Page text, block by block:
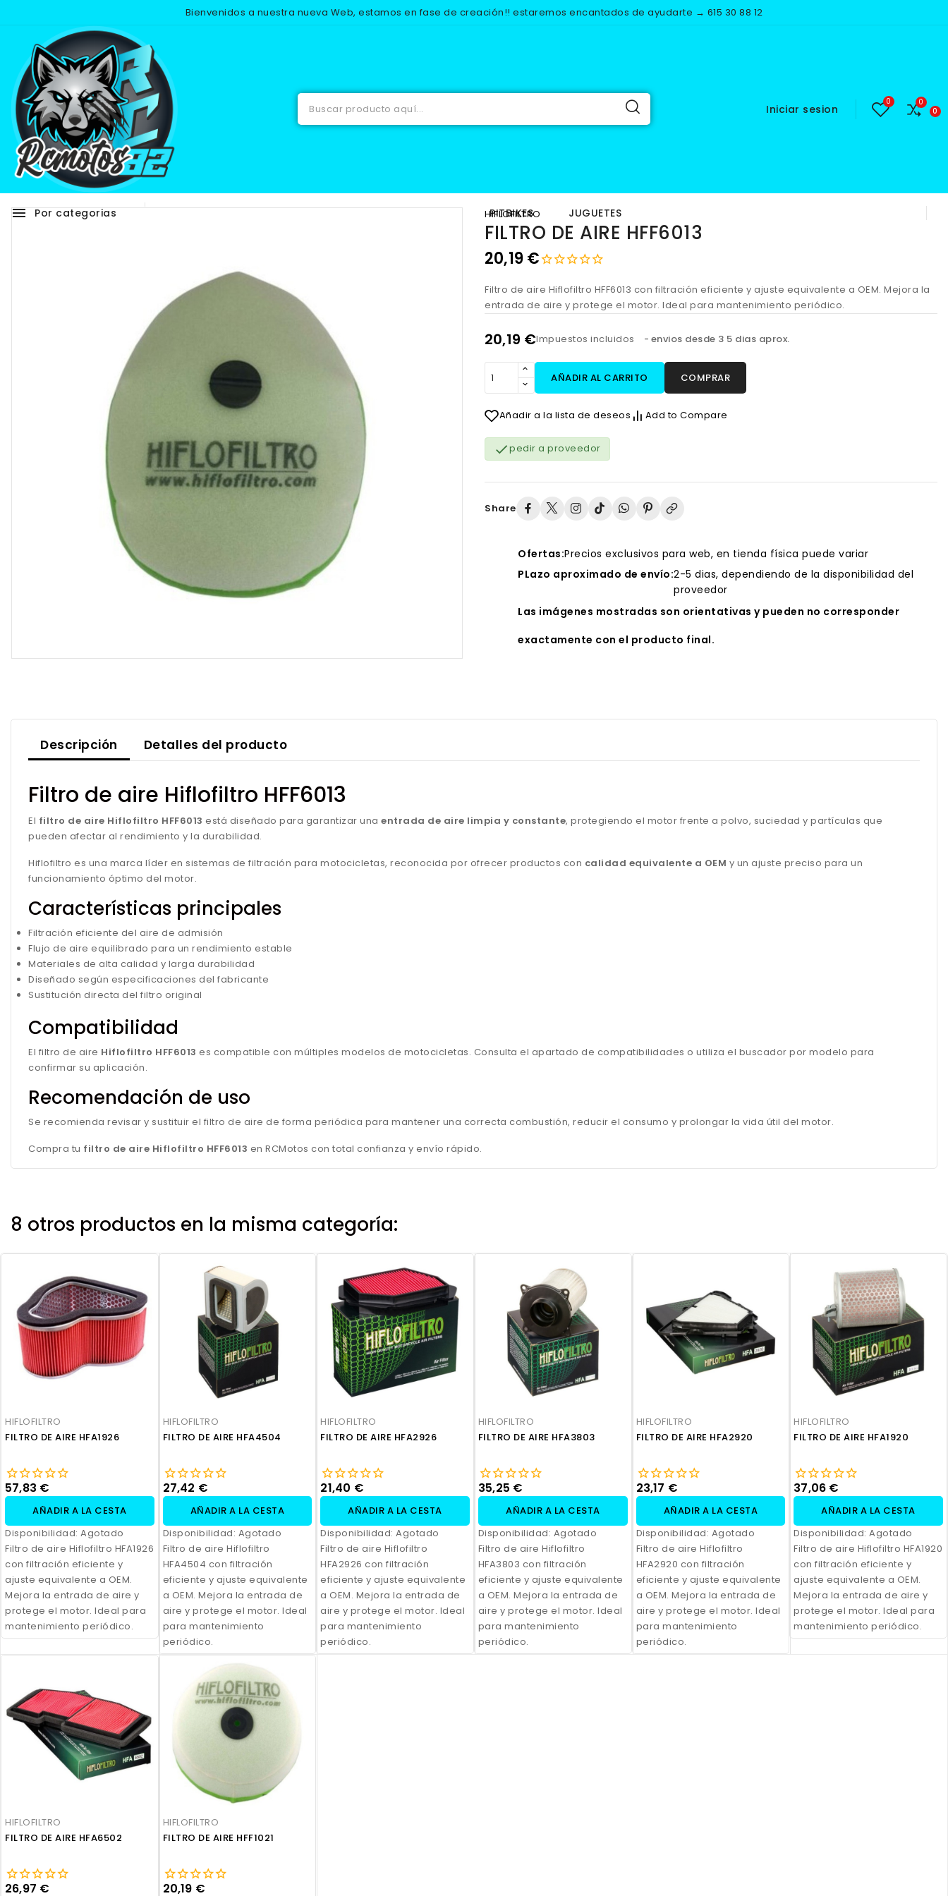
Bienvenidos a nuestra nueva Web, estamos en fase de creación!! estaremos encantados de ayudarte → 615 30 88 12
Iniciar sesion
menu Por categorias Adhesivos RECAMBIOS EQUIPACION PITBIKES JUGUETES
NUEVO HIFLOFILTRO
FILTRO DE AIRE HFF6013
20,19 €
Filtro de aire Hiflofiltro HFF6013 con filtración eficiente y ajuste equivalente a OEM. Mejora la
entrada de aire y protege el motor. Ideal para mantenimiento periódico.
20,19 €Impuestos incluidos envios desde 3 5 dias aprox.
AÑADIR AL CARRITO COMPRAR
Añadir a la lista de deseos Add to Compare
pedir a proveedor
Share
Ofertas:Precios exclusivos para web, en tienda física puede variar
PLazo aproximado de envío:2-5 dias, dependiendo de la disponibilidad del
proveedor
Las imágenes mostradas son orientativas y pueden no corresponder
exactamente con el producto final.
Descripción Detalles del producto
Filtro de aire Hiflofiltro HFF6013
El filtro de aire Hiflofiltro HFF6013 está diseñado para garantizar una entrada de aire limpia y constante, protegiendo el motor frente a polvo, suciedad y partículas que
pueden afectar al rendimiento y la durabilidad.
Hiflofiltro es una marca líder en sistemas de filtración para motocicletas, reconocida por ofrecer productos con calidad equivalente a OEM y un ajuste preciso para un
funcionamiento óptimo del motor.
Características principales
Filtración eficiente del aire de admisión
Flujo de aire equilibrado para un rendimiento estable
Materiales de alta calidad y larga durabilidad
Diseñado según especificaciones del fabricante
Sustitución directa del filtro original
Compatibilidad
El filtro de aire Hiflofiltro HFF6013 es compatible con múltiples modelos de motocicletas. Consulta el apartado de compatibilidades o utiliza el buscador por modelo para
confirmar su aplicación.
Recomendación de uso
Se recomienda revisar y sustituir el filtro de aire de forma periódica para mantener una correcta combustión, reducir el consumo y prolongar la vida útil del motor.
Compra tu filtro de aire Hiflofiltro HFF6013 en RCMotos con total confianza y envío rápido.
8 otros productos en la misma categoría:
HIFLOFILTRO
FILTRO DE AIRE HFA1926
57,83 €
AÑADIR A LA CESTA
Disponibilidad: Agotado
Filtro de aire Hiflofiltro HFA1926
con filtración eficiente y
ajuste equivalente a OEM.
Mejora la entrada de aire y
protege el motor. Ideal para
mantenimiento periódico.
HIFLOFILTRO
FILTRO DE AIRE HFA4504
27,42 €
AÑADIR A LA CESTA
Disponibilidad: Agotado
Filtro de aire Hiflofiltro
HFA4504 con filtración
eficiente y ajuste equivalente
a OEM. Mejora la entrada de
aire y protege el motor. Ideal
para mantenimiento
periódico.
HIFLOFILTRO
FILTRO DE AIRE HFA2926
21,40 €
AÑADIR A LA CESTA
Disponibilidad:Agotado
Filtro de aire Hiflofiltro
HFA2926 con filtración
eficiente y ajuste equivalente
a OEM. Mejora la entrada de
aire y protege el motor. Ideal
para mantenimiento
periódico.
HIFLOFILTRO
FILTRO DE AIRE HFA3803
35,25 €
AÑADIR A LA CESTA
Disponibilidad: Agotado
Filtro de aire Hiflofiltro
HFA3803 con filtración
eficiente y ajuste equivalente
a OEM. Mejora la entrada de
aire y protege el motor. Ideal
para mantenimiento
periódico.
HIFLOFILTRO
FILTRO DE AIRE HFA2920
23,17 €
AÑADIR A LA CESTA
Disponibilidad: Agotado
Filtro de aire Hiflofiltro
HFA2920 con filtración
eficiente y ajuste equivalente
a OEM. Mejora la entrada de
aire y protege el motor. Ideal
para mantenimiento
periódico.
HIFLOFILTRO
FILTRO DE AIRE HFA1920
37,06 €
AÑADIR A LA CESTA
Disponibilidad:Agotado
Filtro de aire Hiflofiltro HFA1920
con filtración eficiente y
ajuste equivalente a OEM.
Mejora la entrada de aire y
protege el motor. Ideal para
mantenimiento periódico.
HIFLOFILTRO
FILTRO DE AIRE HFA6502
26,97 €
HIFLOFILTRO
FILTRO DE AIRE HFF1021
20,19 €